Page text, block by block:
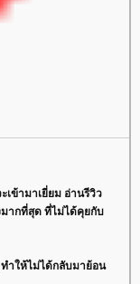
ข้ามาเยี่ยม อ่านรีวิว
ากที่สุด ที่ไม่ได้คุยกับ
ำให้ไม่ได้กลับมาย้อน